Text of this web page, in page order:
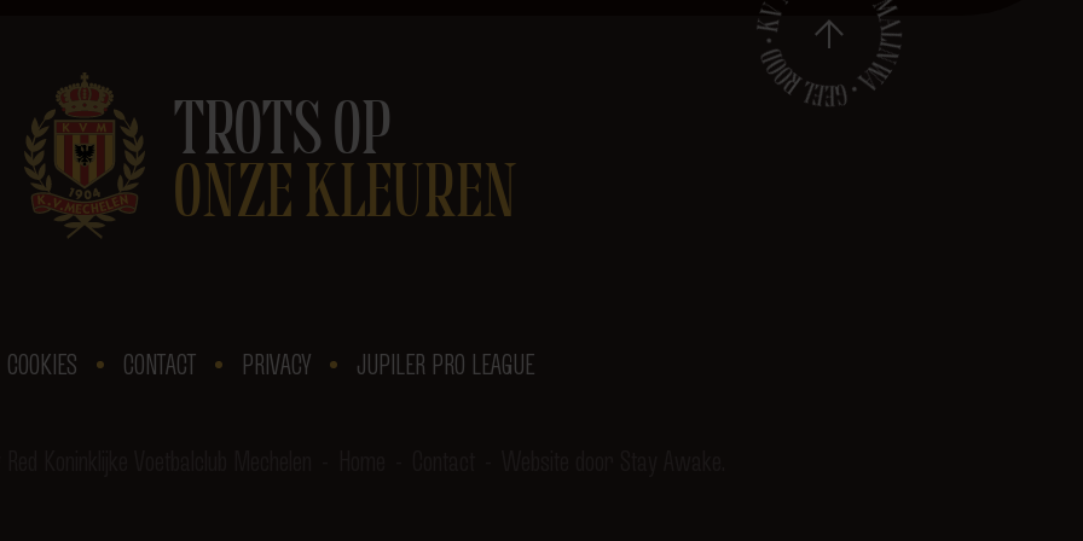
TROTS OP
ONZE KLEUREN
COOKIES CONTACT PRIVACY JUPILER PRO LEAGUE